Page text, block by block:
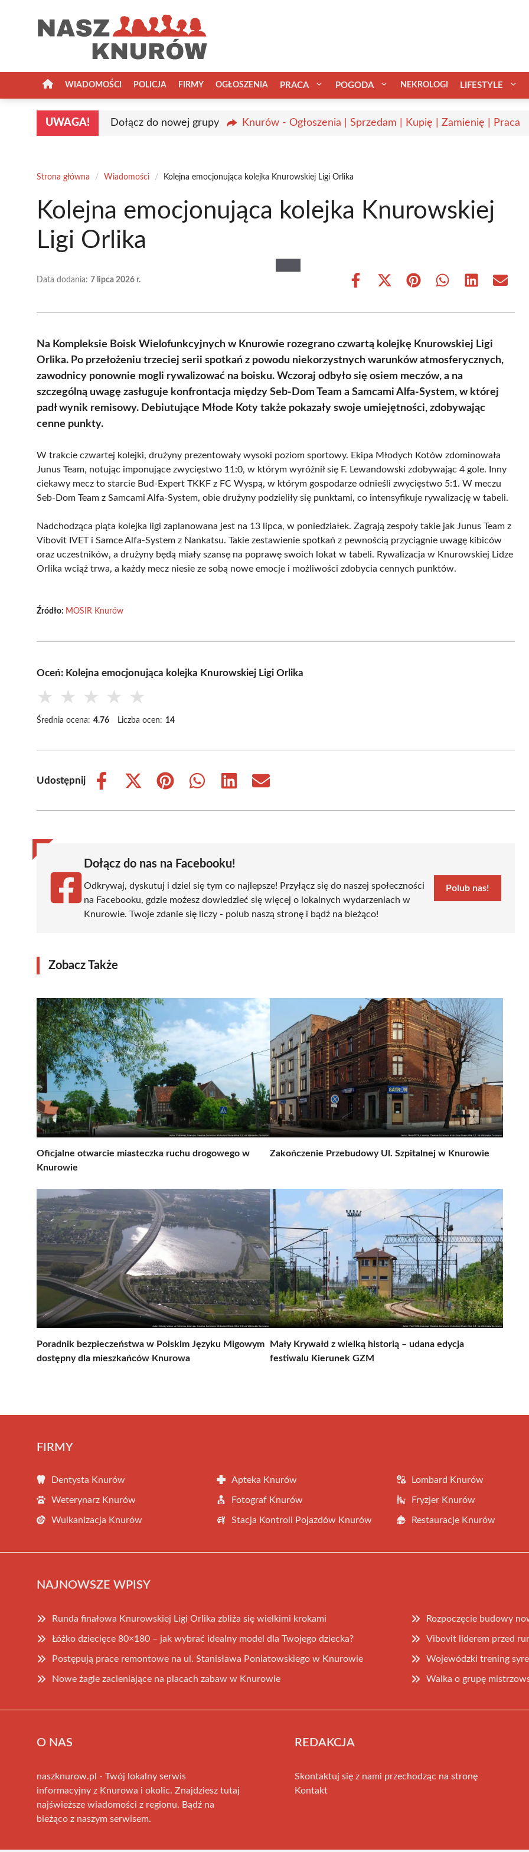
WIADOMOŚCI POLICJA FIRMY OGŁOSZENIA PRACA POGODA NEKROLOGI LIFESTYLE
UWAGA! Dołącz do nowej grupy Knurów - Ogłoszenia | Sprzedam | Kupię | Zamienię | Praca
Strona główna / Wiadomości / Kolejna emocjonująca kolejka Knurowskiej Ligi Orlika
Kolejna emocjonująca kolejka Knurowskiej
Ligi Orlika
Data dodania: 7 lipca 2026 r.
Share
Share
(Twitter)
Share Share Share Share
Na Kompleksie Boisk Wielofunkcyjnych w Knurowie rozegrano czwartą kolejkę Knurowskiej Ligi
Orlika. Po przełożeniu trzeciej serii spotkań z powodu niekorzystnych warunków atmosferycznych,
zawodnicy ponownie mogli rywalizować na boisku. Wczoraj odbyło się osiem meczów, a na
szczególną uwagę zasługuje konfrontacja między Seb-Dom Team a Samcami Alfa-System, w której
padł wynik remisowy. Debiutujące Młode Koty także pokazały swoje umiejętności, zdobywając
cenne punkty.
W trakcie czwartej kolejki, drużyny prezentowały wysoki poziom sportowy. Ekipa Młodych Kotów zdominowała
Junus Team, notując imponujące zwycięstwo 11:0, w którym wyróżnił się F. Lewandowski zdobywając 4 gole. Inny
ciekawy mecz to starcie Bud-Expert TKKF z FC Wyspą, w którym gospodarze odnieśli zwycięstwo 5:1. W meczu
Seb-Dom Team z Samcami Alfa-System, obie drużyny podzieliły się punktami, co intensyfikuje rywalizację w tabeli.
Nadchodząca piąta kolejka ligi zaplanowana jest na 13 lipca, w poniedziałek. Zagrają zespoły takie jak Junus Team z
Vibovit IVET i Samce Alfa-System z Nankatsu. Takie zestawienie spotkań z pewnością przyciągnie uwagę kibiców
oraz uczestników, a drużyny będą miały szansę na poprawę swoich lokat w tabeli. Rywalizacja w Knurowskiej Lidze
Orlika wciąż trwa, a każdy mecz niesie ze sobą nowe emocje i możliwości zdobycia cennych punktów.
Źródło: MOSIR Knurów
Oceń: Kolejna emocjonująca kolejka Knurowskiej Ligi Orlika
★ ★ ★ ★ ★
Średnia ocena: 4.76 Liczba ocen: 14
Udostępnij
Share
Share
(Twitter)
Share
Share
Share
Share
Dołącz do nas na Facebooku!
Odkrywaj, dyskutuj i dziel się tym co najlepsze! Przyłącz się do naszej społeczności
na Facebooku, gdzie możesz dowiedzieć się więcej o lokalnych wydarzeniach w
Knurowie. Twoje zdanie się liczy - polub naszą stronę i bądź na bieżąco!
Polub nas!
Zobacz Także
Oficjalne otwarcie miasteczka ruchu drogowego w
Knurowie
Zakończenie Przebudowy Ul. Szpitalnej w Knurowie
Poradnik bezpieczeństwa w Polskim Języku Migowym
dostępny dla mieszkańców Knurowa
Mały Krywałd z wielką historią – udana edycja
festiwalu Kierunek GZM
FIRMY
Dentysta Knurów Apteka Knurów Lombard Knurów
Weterynarz Knurów Fotograf Knurów Fryzjer Knurów
Wulkanizacja Knurów Stacja Kontroli Pojazdów Knurów Restauracje Knurów
NAJNOWSZE WPISY
Runda finałowa Knurowskiej Ligi Orlika zbliża się wielkimi krokami Rozpoczęcie budowy
Łóżko dziecięce 80×180 – jak wybrać idealny model dla Twojego dziecka? Vibovit liderem przed
Postępują prace remontowe na ul. Stanisława Poniatowskiego w Knurowie Wojewódzki trening
Nowe żagle zacieniające na placach zabaw w Knurowie Walka o grupę
O NAS
naszknurow.pl - Twój lokalny serwis
informacyjny z Knurowa i okolic. Znajdziesz tutaj
najświeższe wiadomości z regionu. Bądź na
bieżąco z naszym serwisem.
REDAKCJA
Skontaktuj się z nami przechodząc na stronę
Kontakt